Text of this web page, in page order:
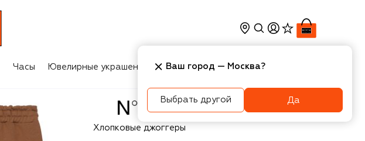
Часы Ювелирные украшения Косметика Интерьер
N21
Хлопковые джоггеры
Ваш город — Москва?
Выбрать другой Да